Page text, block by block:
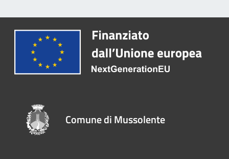
Comune di Mussolente